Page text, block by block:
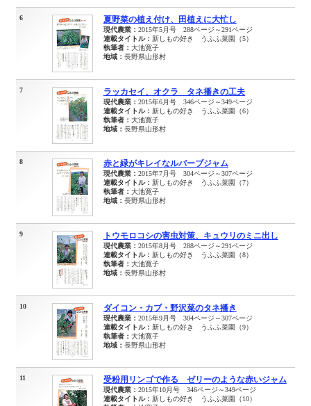
6 夏野菜の植え付け、田植えに大忙し
現代農業： 2015年5月号 288ページ～291ページ
連載タイトル： 新しもの好き うふふ菜園（5）
執筆者： 大池寛子
地域： 長野県山形村
7 ラッカセイ、オクラ タネ播きの工夫
現代農業： 2015年6月号 346ページ～349ページ
連載タイトル： 新しもの好き うふふ菜園（6）
執筆者： 大池寛子
地域： 長野県山形村
8 赤と緑がキレイなルバーブジャム
現代農業： 2015年7月号 304ページ～307ページ
連載タイトル： 新しもの好き うふふ菜園（7）
執筆者： 大池寛子
地域： 長野県山形村
9 トウモロコシの害虫対策、キュウリのミニ出し
現代農業： 2015年8月号 288ページ～291ページ
連載タイトル： 新しもの好き うふふ菜園（8）
執筆者： 大池寛子
地域： 長野県山形村
10 ダイコン・カブ・野沢菜のタネ播き
現代農業： 2015年9月号 304ページ～307ページ
連載タイトル： 新しもの好き うふふ菜園（9）
執筆者： 大池寛子
地域： 長野県山形村
11 受粉用リンゴで作る ゼリーのような赤いジャム
現代農業： 2015年10月号 346ページ～349ページ
連載タイトル： 新しもの好き うふふ菜園（10）